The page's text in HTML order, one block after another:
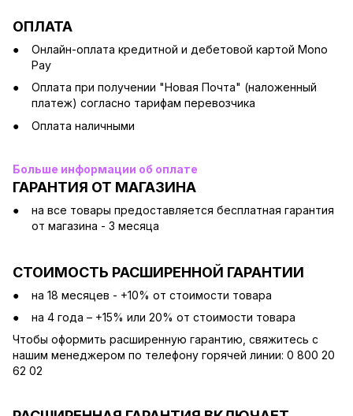
ОПЛАТА
Онлайн-оплата кредитной и дебетовой картой Mono
Pay
Оплата при получении "Новая Почта" (наложенный
платеж) согласно тарифам перевозчика
Оплата наличными
Больше информации об оплате
ГАРАНТИЯ ОТ МАГАЗИНА
на все товары предоставляется бесплатная гарантия
от магазина - 3 месяца
СТОИМОСТЬ РАСШИРЕННОЙ ГАРАНТИИ
на 18 месяцев - +10% от стоимости товара
на 4 года – +15% или 20% от стоимости товара
Чтобы оформить расширенную гарантию, свяжитесь с
нашим менеджером по телефону горячей линии: 0 800 20
62 02